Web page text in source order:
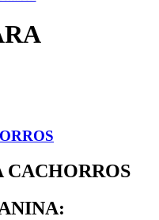
CACHORROS